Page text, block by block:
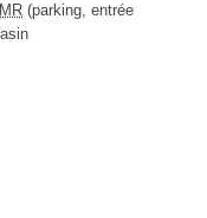
(parking, entrée